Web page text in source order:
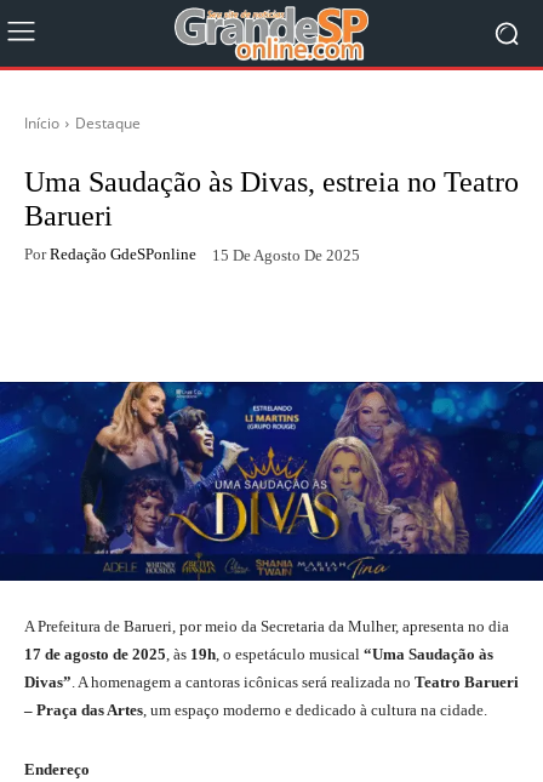
Início Destaque
Uma Saudação às Divas, estreia no Teatro
Barueri
Por Redação GdeSPonline 15 De Agosto De 2025
A Prefeitura de Barueri, por meio da Secretaria da Mulher, apresenta no dia
17 de agosto de 2025, às 19h, o espetáculo musical “Uma Saudação às
Divas”. A homenagem a cantoras icônicas será realizada no Teatro Barueri
– Praça das Artes, um espaço moderno e dedicado à cultura na cidade.
Endereço